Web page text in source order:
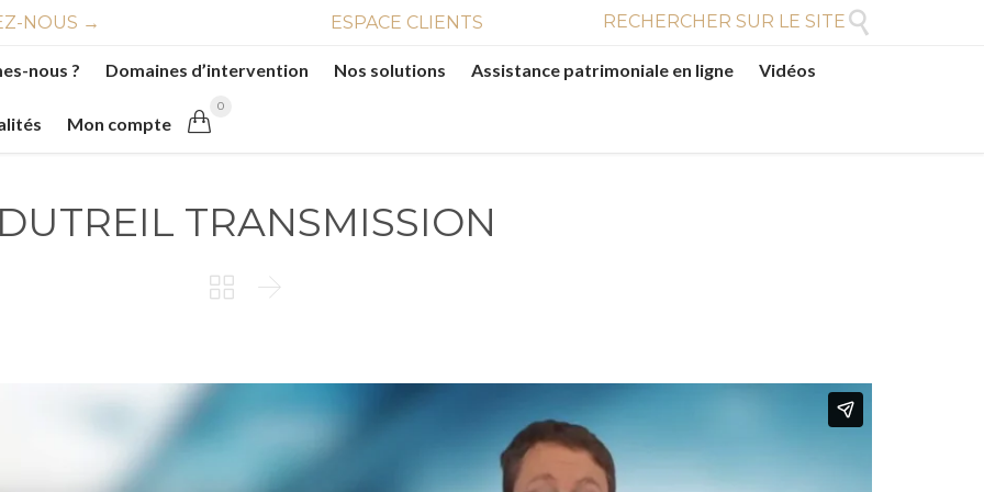
NOUS → ESPACE CLIENTS RECHERCHER SUR LE SITE 
nous ? Domaines d’intervention Nos solutions Assistance patrimoniale en ligne Vidéos
Mon compte 
0
DUTREIL TRANSMISSION
 